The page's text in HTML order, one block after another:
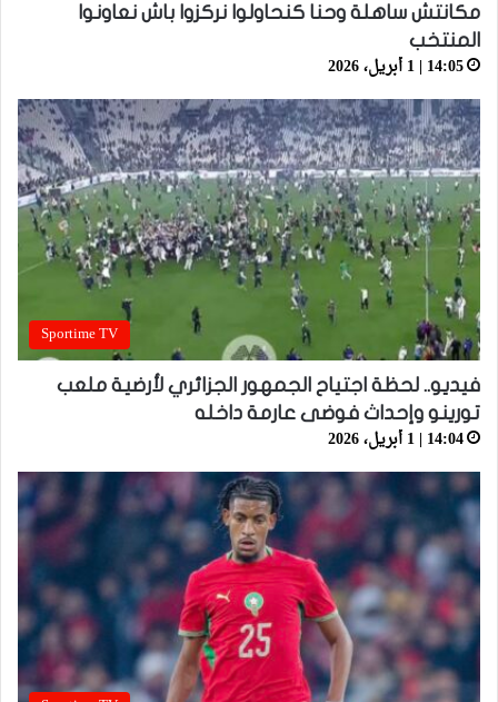
مكانتش ساهلة وحنا كنحاولوا نركزوا باش نعاونوا
المنتخب
14:05 | 1 أبريل، 2026
Sportime TV
فيديو.. لحظة اجتياح الجمهور الجزائري لأرضية ملعب
تورينو وإحداث فوضى عارمة داخله
14:04 | 1 أبريل، 2026